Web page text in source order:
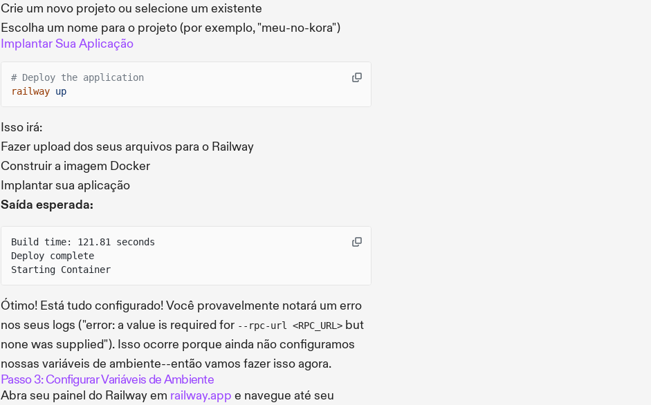
Crie um novo projeto ou selecione um existente
Escolha um nome para o projeto (por exemplo, "meu-no-kora")
Implantar Sua Aplicação
# Deploy the application
railway up
Isso irá:
Fazer upload dos seus arquivos para o Railway
Construir a imagem Docker
Implantar sua aplicação
Saída esperada:
Build time: 121.81 seconds
Deploy complete
Starting Container
Ótimo! Está tudo configurado! Você provavelmente notará um erro
nos seus logs ("error: a value is required for --rpc-url <RPC_URL> but
none was supplied"). Isso ocorre porque ainda não configuramos
nossas variáveis de ambiente--então vamos fazer isso agora.
Passo 3: Configurar Variáveis de Ambiente
Abra seu painel do Railway em railway.app e navegue até seu